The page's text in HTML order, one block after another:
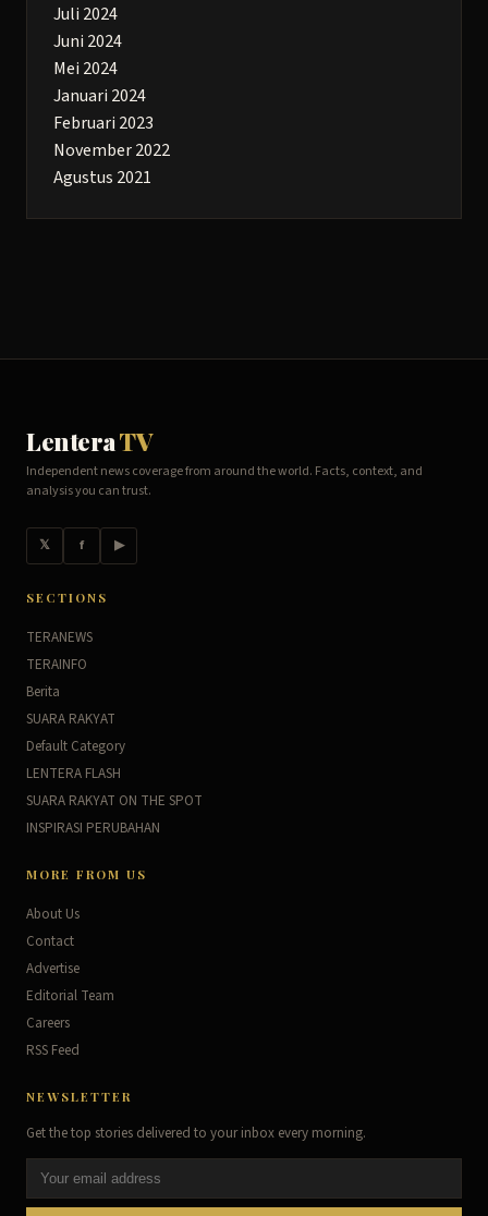
Juli 2024
Juni 2024
Mei 2024
Januari 2024
Februari 2023
November 2022
Agustus 2021
LenteraTV
Independent news coverage from around the world. Facts, context, and
analysis you can trust.
𝕏 f ▶
SECTIONS
TERANEWS
TERAINFO
Berita
SUARA RAKYAT
Default Category
LENTERA FLASH
SUARA RAKYAT ON THE SPOT
INSPIRASI PERUBAHAN
MORE FROM US
About Us
Contact
Advertise
Editorial Team
Careers
RSS Feed
NEWSLETTER
Get the top stories delivered to your inbox every morning.